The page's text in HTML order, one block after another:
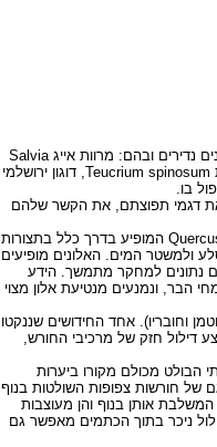
הצומח הטבעי נחקר במגמה להכירו ולפתח כללים וכלים לשמירה עליו ולשיקומו. נערך סקר צומח, ובמהלכו מופתה ואופיינה הצמחייה ברמת הנדיב ואותרו מינים נדירים ובהם: מרוות אייג Salvia
eigli, מרווה מנוצה S. punnata, חלמונית זעירה Sternbergia colchiciflora, חיטת הבר Triticum dicoccoides, וינקה עשבונית Vinca herbacea, געדה קוצנית Teucrium spinosum, דוגון ירושלמי
את דגמי תפוצתם, את הקשר שלהם
הרכב החורש שונה כאן מן הרגיל, ובעיקר בולטת בו שליטה כמעט מוחלטת של שיחי בר-זית בינוני Phillyrea latifolia, המחליפים את האלון המצוי Quercus calliprinos המופיע בדרך כלל בתצורות
ולמשטר המים. האלונים מופיעים
נתונים למחקר מתמשך. הידע
הבר, ונמנעים מנטיעת אלון מצוי
וחובריו). אחד החידושים שננקטו
דילול חזק של מרכיבי החורש,
הבולט מכולם מקורו ביערות
אותן בנוף והן מעוצבות
ניכר בתוך הכתמים מאפשר גם